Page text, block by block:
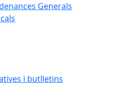
Generals
i butlletins